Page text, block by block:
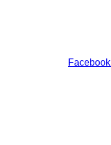
Facebook